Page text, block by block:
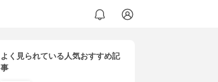
よく見られている人気おすすめ記
事